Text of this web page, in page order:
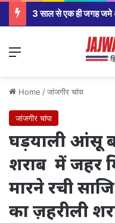
Menu
Home /जांजगीर चांपा
जांजगीर चांपा
घड़याली आंसू
शराब में जहर
मारने रची
का ज़हरीली